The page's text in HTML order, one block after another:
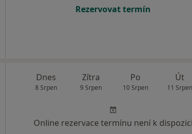
Rezervovat termín
Dnes
8 Srpen
Zítra
9 Srpen
Po
10 Srpen
Út
11 Srpen
Online rezervace termínu není k dispozici